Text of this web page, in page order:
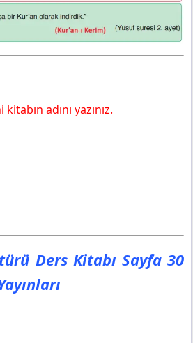
adını yazınız.
Ders Kitabı Sayfa 30